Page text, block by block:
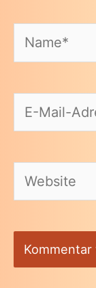
Name*
E-
Mail-
Website